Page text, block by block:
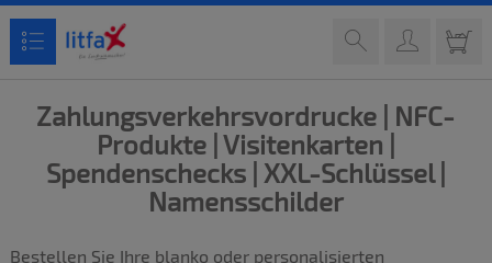
Zahlungsverkehrsvordrucke
NFC-
Produkte| Visitenkarten
Spendenschecks| XXL-Schlüssel|
Namensschilder
Bestellen Sie Ihre blanko oder personalisierten